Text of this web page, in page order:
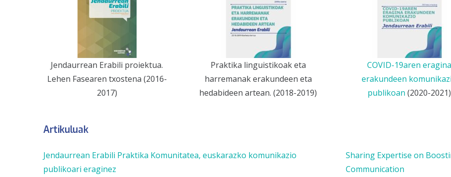
Jendaurrean Erabili proiektua.
Lehen Fasearen txostena (2016-
2017)
Praktika linguistikoak eta
harremanak erakundeen eta
hedabideen artean. (2018-2019)
COVID-19aren eragina
erakundeen
publikoan (2020-2021)
Artikuluak
Jendaurrean Erabili Praktika Komunitatea, euskarazko komunikazio
publikoari eraginez
Sharing Expertise on
Communication